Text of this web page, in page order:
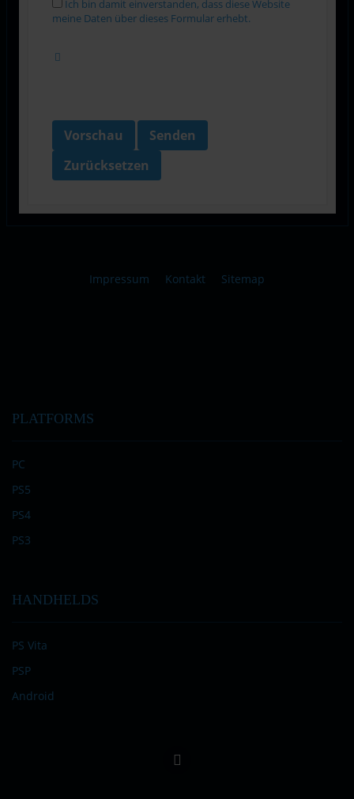
Ich bin damit einverstanden, dass diese Website
meine Daten über dieses Formular erhebt.
Vorschau
Senden
Zurücksetzen
Impressum Kontakt Sitemap
PLATFORMS
PC
PS5
PS4
PS3
HANDHELDS
PS Vita
PSP
Android